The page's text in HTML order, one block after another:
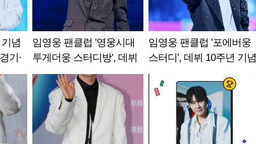
념
기·
봉
임영웅 팬클럽 '영웅시대
투게더웅 스터디방', 데뷔
10주년 기념 부산사랑의
열매에 성금 1000만원
임영웅 팬클럽 '포에버웅
스터디', 데뷔 10주년 기념
1058만원 기부·' 착한팬클
럽' 서울 5호 가입..선한 영
향력의 본보기